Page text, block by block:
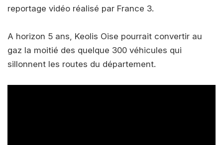
reportage vidéo réalisé par France 3.
A horizon 5 ans, Keolis Oise pourrait convertir au
gaz la moitié des quelque 300 véhicules qui
sillonnent les routes du département.